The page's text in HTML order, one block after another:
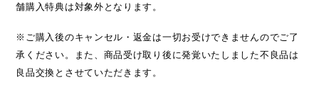
舗購入特典は対象外となります。
※ご購入後のキャンセル・返金は一切お受けできませんのでご了
承ください。また、商品受け取り後に発覚いたしました不良品は
良品交換とさせていただきます。